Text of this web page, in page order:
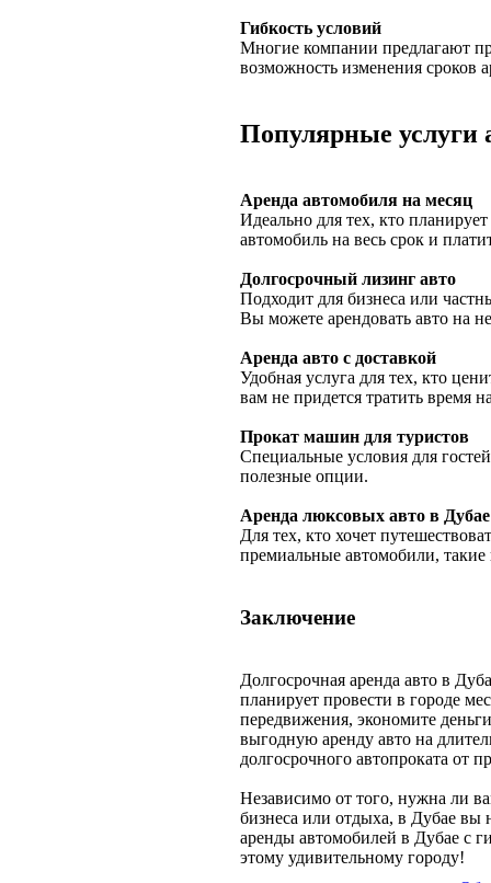
Гибкость условий
Многие компании предлагают
возможность изменения
Популярные услуги
Аренда автомобиля на месяц
Идеально для тех, кто
автомобиль на весь срок и
Долгосрочный лизинг авто
Подходит для бизнеса или
Вы можете арендовать авто на
Аренда авто с доставкой
Удобная услуга для тех, кто
вам не придется тратить время
Прокат машин для туристов
Специальные условия для
полезные опции.
Аренда люксовых авто в Дубае
Для тех, кто хочет
премиальные автомобили,
Заключение
Долгосрочная аренда авто в
планирует провести в городе
передвижения, экономите
выгодную аренду авто на
долгосрочного автопроката от
Независимо от того, нужна ли
бизнеса или отдыха, в Дубае вы
аренды автомобилей в Дубае с
этому удивительному городу!